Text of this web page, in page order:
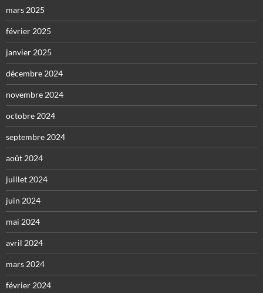
mars 2025
février 2025
janvier 2025
décembre 2024
novembre 2024
octobre 2024
septembre 2024
août 2024
juillet 2024
juin 2024
mai 2024
avril 2024
mars 2024
février 2024